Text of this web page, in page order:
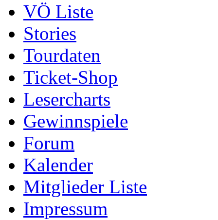
VÖ Liste
Stories
Tourdaten
Ticket-Shop
Lesercharts
Gewinnspiele
Forum
Kalender
Mitglieder Liste
Impressum